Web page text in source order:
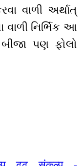
વાળી અર્થાત્
વાળી નિર્ભિક આ
પણ ફોલો